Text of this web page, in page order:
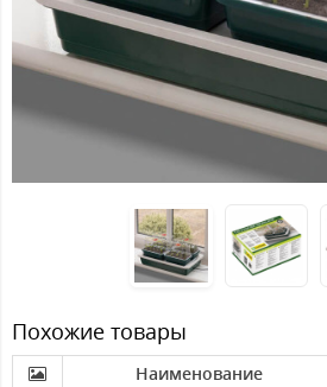
Похожие товары
Наименование